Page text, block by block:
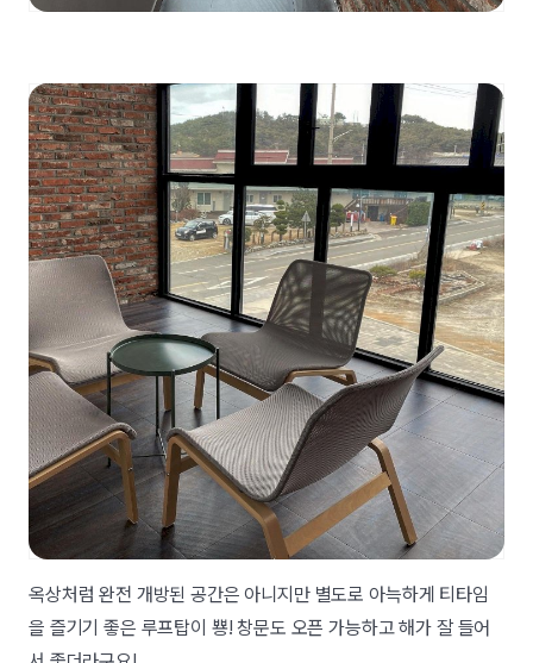
옥상처럼 완전 개방된 공간은 아니지만 별도로 아늑하게 티타임
을 즐기기 좋은 루프탑이 뿅! 창문도 오픈 가능하고 해가 잘 들어